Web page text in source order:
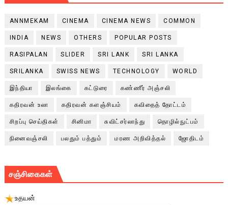
ANNMEKAM CINEMA CINEMA NEWS COMMON
INDIA NEWS OTHERS POPULAR POSTS
RASIPALAN SLIDER SRI LANK SRI LANKA
SRILANKA SWISS NEWS TECHNOLOGY WORLD
இந்தியா இலங்கை கட்டுரை கண்ணீர் அஞ்சலி
கதிரவன் உலா கதிரவன் களஞ்சியம் கவிதைத் தோட்டம்
சிறப்பு செய்திகள் சினிமா சுவிட்சர்லாந்து தொழில்நுட்பம்
நினைவஞ்சலி பலதும் பத்தும் மரண அறிவித்தல் ஜோதிடம்
சஞ்சிகைகள்
உதயன்